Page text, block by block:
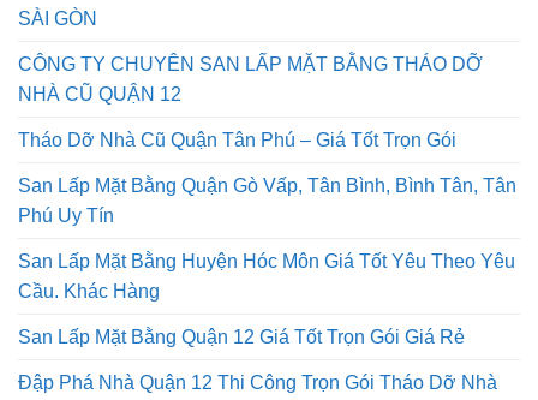
SÀI GÒN
CÔNG TY CHUYÊN SAN LẤP MẶT BẰNG THÁO DỠ
NHÀ CŨ QUẬN 12
Tháo Dỡ Nhà Cũ Quận Tân Phú – Giá Tốt Trọn Gói
San Lấp Mặt Bằng Quận Gò Vấp, Tân Bình, Bình Tân, Tân
Phú Uy Tín
San Lấp Mặt Bằng Huyện Hóc Môn Giá Tốt Yêu Theo Yêu
Cầu. Khác Hàng
San Lấp Mặt Bằng Quận 12 Giá Tốt Trọn Gói Giá Rẻ
Đập Phá Nhà Quận 12 Thi Công Trọn Gói Tháo Dỡ Nhà